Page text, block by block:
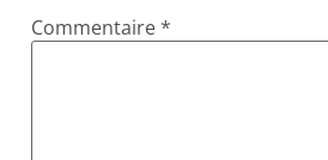
Commentaire*